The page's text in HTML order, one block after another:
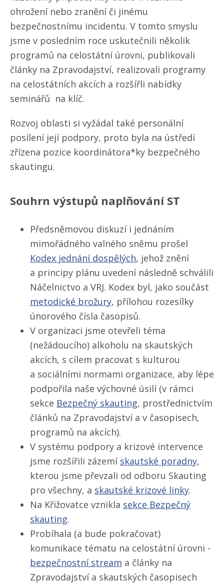
ohrožení nebo zranění či jinému
bezpečnostnímu incidentu. V tomto smyslu
jsme v posledním roce uskutečnili několik
programů na celostátní úrovni, publikovali
články na Zpravodajství, realizovali programy
na celostátních akcích a rozšířli nabídky
seminářů na klíč.
Rozvoj oblasti si vyžádal také personální
posílení její podpory, proto byla na ústředí
zřízena pozice koordinátora*ky bezpečného
skautingu.
Souhrn výstupů naplňování ST
Předsněmovou diskuzí i jednáním
mimořádného valného sněmu prošel
Kodex jednání dospělých, jehož znění
a principy plánu uvedení následně schválili
Náčelnictvo a VRJ. Kodex byl, jako součást
metodické brožury, přílohou rozesílky
únorového čísla časopisů.
V organizaci jsme otevřeli téma
(nežádoucího) alkoholu na skautských
akcích, s cílem pracovat s kulturou
a sociálními normami organizace, aby lépe
podpořila naše výchovné úsilí (v rámci
sekce Bezpečný skauting, prostřednictvím
článků na Zpravodajství a v časopisech,
programů na akcích).
V systému podpory a krizové intervence
jsme rozšířili zázemí skautské poradny,
kterou jsme převzali od odboru Skauting
pro všechny, a skautské krizové linky.
Na Křižovatce vznikla sekce Bezpečný
skauting.
Probíhala (a bude pokračovat)
komunikace tématu na celostátní úrovni -
bezpečnostní stream a články na
Zpravodajství a skautských časopisech